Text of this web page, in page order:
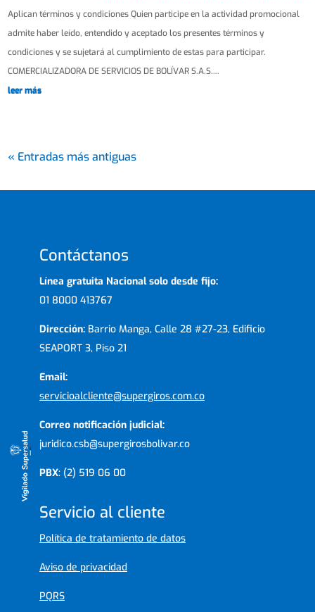
Aplican términos y condiciones Quien participe en la actividad promocional
admite haber leído, entendido y aceptado los presentes términos y
condiciones y se sujetará al cumplimiento de estas para participar.
COMERCIALIZADORA DE SERVICIOS DE BOLÍVAR S.A.S....
leer más
« Entradas más antiguas
Contáctanos
Línea gratuita Nacional solo desde fijo:
01 8000 413767
Dirección: Barrio Manga, Calle 28 #27-23, Edificio
SEAPORT 3, Piso 21
Email:
servicioalcliente@supergiros.com.co
Correo notificación judicial:
juridico.csb@supergirosbolivar.co
PBX: (2) 519 06 00
Servicio al cliente
Política de tratamiento de datos
Aviso de privacidad
PQRS